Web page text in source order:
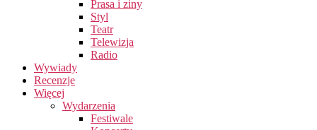
Prasa i ziny
Styl
Teatr
Telewizja
Radio
Wywiady
Recenzje
Więcej
Wydarzenia
Festiwale